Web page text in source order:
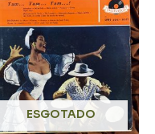
ESGOTADO